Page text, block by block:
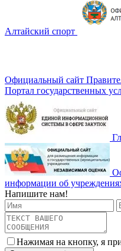
Алтайский спорт
Официальный сайт
Портал государственных
информации об
Напишите нам!
Нажимая на кнопку, я